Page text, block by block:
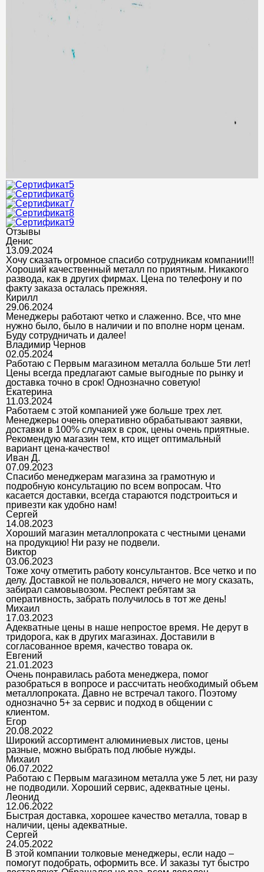
Отзывы
Денис
13.09.2024
Хочу сказать огромное спасибо сотрудникам компании!!!
Хороший качественный металл по приятным. Никакого
развода, как в других фирмах. Цена по телефону и по
факту заказа осталась прежняя.
Кирилл
29.06.2024
Менеджеры работают четко и слаженно. Все, что мне
нужно было, было в наличии и по вполне норм ценам.
Буду сотрудничать и далее!
Владимир Чернов
02.05.2024
Работаю с Первым магазином металла больше 5ти лет!
Цены всегда предлагают самые выгодные по рынку и
доставка точно в срок! Однозначно советую!
Екатерина
11.03.2024
Работаем с этой компанией уже больше трех лет.
Менеджеры очень оперативно обрабатывают заявки,
доставки в 100% случаях в срок, цены очень приятные.
Рекомендую магазин тем, кто ищет оптимальный
вариант цена-качество!
Иван Д.
07.09.2023
Спасибо менеджерам магазина за грамотную и
подробную консультацию по всем вопросам. Что
касается доставки, всегда стараются подстроиться и
привезти как удобно нам!
Сергей
14.08.2023
Хороший магазин металлопроката с честными ценами
на продукцию! Ни разу не подвели.
Виктор
03.06.2023
Тоже хочу отметить работу консультантов. Все четко и по
делу. Доставкой не пользовался, ничего не могу сказать,
забирал самовывозом. Респект ребятам за
оперативность, забрать получилось в тот же день!
Михаил
17.03.2023
Адекватные цены в наше непростое время. Не дерут в
тридорога, как в других магазинах. Доставили в
согласованное время, качество товара ок.
Евгений
21.01.2023
Очень понравилась работа менеджера, помог
разобраться в вопросе и рассчитать необходимый объем
металлопроката. Давно не встречал такого. Поэтому
однозначно 5+ за сервис и подход в общении с
клиентом.
Егор
20.08.2022
Широкий ассортимент алюминиевых листов, цены
разные, можно выбрать под любые нужды.
Михаил
06.07.2022
Работаю с Первым магазином металла уже 5 лет, ни разу
не подводили. Хороший сервис, адекватные цены.
Леонид
12.06.2022
Быстрая доставка, хорошее качество металла, товар в
наличии, цены адекватные.
Сергей
24.05.2022
В этой компании толковые менеджеры, если надо –
помогут подобрать, оформить все. И заказы тут быстро